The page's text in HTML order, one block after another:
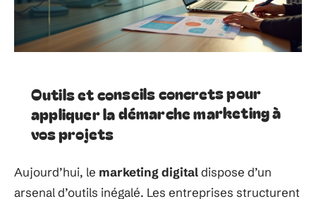
Outils et conseils concrets pour
appliquer la démarche marketing à
vos projets
Aujourd’hui, le marketing digitaldispose d’un
arsenal d’outils inégalé. Les entreprises structurent